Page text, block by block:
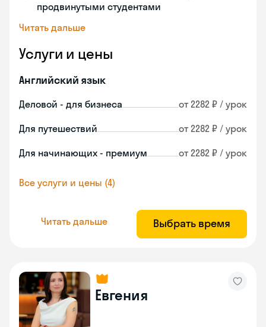
продвинутыми студентами
Читать дальше
Услуги и цены
Английский язык
Деловой - для бизнеса от 2282 ₽ / урок
Для путешествий от 2282 ₽ / урок
Для начинающих - премиум от 2282 ₽ / урок
Все услуги и цены (4)
Читать дальше Выбрать время
Евгения